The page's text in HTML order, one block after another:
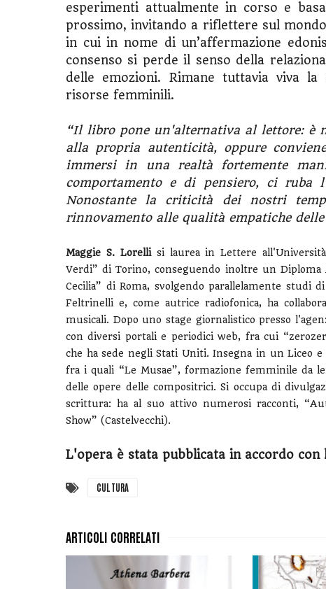
esperimenti attualmente in corso e
prossimo, invitando a riflettere sul
in cui in nome di un’affermazione
consenso si perde il senso della
delle emozioni. Rimane tuttavia viva
risorse femminili.
“Il libro pone un'alternativa al lettore: è
alla propria autenticità, oppure
immersi in una realtà fortemente
comportamento e di pensiero, ci ruba
Nonostante la criticità dei nostri
rinnovamento alle qualità empatiche delle
Maggie S. Lorelli si laurea in Lettere
Verdi” di Torino, conseguendo inoltre un Diploma
Cecilia” di Roma, svolgendo parallelamente studi
Feltrinelli e, come autrice radiofonica, ha
musicali. Dopo uno stage giornalistico presso
con diversi portali e periodici web, fra cui
che ha sede negli Stati Uniti. Insegna in un Liceo
fra i quali “Le Musae”, formazione femminile da
delle opere delle compositrici. Si occupa di
scrittura: ha al suo attivo numerosi racconti,
Show” (Castelvecchi).
L'opera è stata pubblicata in accordo con
CULTURA